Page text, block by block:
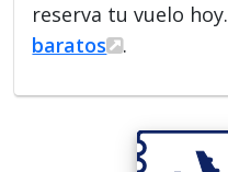
reserva tu vuelo hoy.
baratos
.